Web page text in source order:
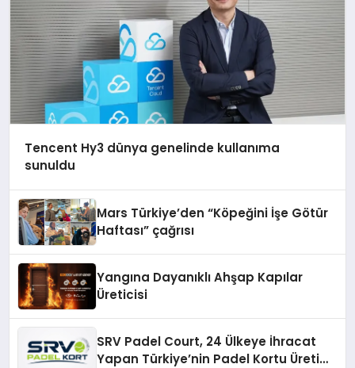
Tencent Hy3 dünya genelinde kullanıma
sunuldu
Mars Türkiye’den “Köpeğini İşe Götür
Haftası” çağrısı
Yangına Dayanıklı Ahşap Kapılar
Üreticisi
SRV Padel Court, 24 Ülkeye İhracat
Yapan Türkiye’nin Padel Kortu Üretim